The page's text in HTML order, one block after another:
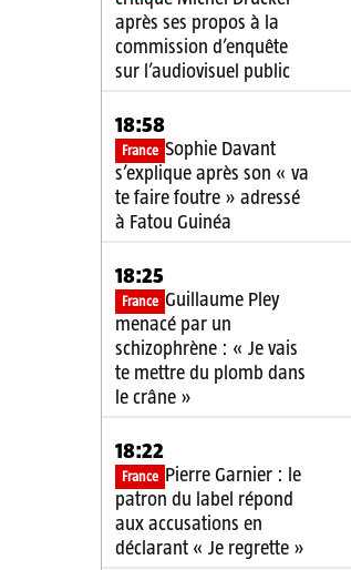
après ses propos à la
commission d’enquête
sur l’audiovisuel public
18:58
France Sophie Davant
s’explique après son « va
te faire foutre » adressé
à Fatou Guinéa
18:25
France Guillaume Pley
menacé par un
schizophrène : « Je vais
te mettre du plomb dans
le crâne »
18:22
France Pierre Garnier : le
patron du label répond
aux accusations en
déclarant « Je regrette »